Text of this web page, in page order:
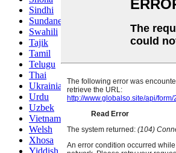
Sindhi
Sundanese
Swahili
Tajik
Tamil
Telugu
Thai
Ukrainian
Urdu
Uzbek
Vietnamese
Welsh
Xhosa